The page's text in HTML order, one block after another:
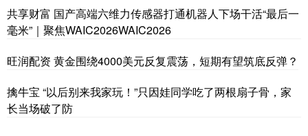
共享财富 国产高端六维力传感器打通机器人下场干活“最后一
毫米”｜聚焦WAIC2026WAIC2026
旺润配资 黄金围绕4000美元反复震荡，短期有望筑底反弹？
擒牛宝 “以后别来我家玩！”只因娃同学吃了两根扇子骨，家
长当场破了防